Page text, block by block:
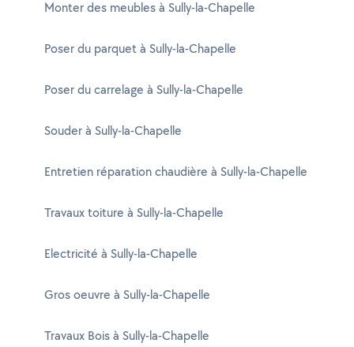
Monter des meubles à Sully-la-Chapelle
Poser du parquet à Sully-la-Chapelle
Poser du carrelage à Sully-la-Chapelle
Souder à Sully-la-Chapelle
Entretien réparation chaudière à Sully-la-Chapelle
Travaux toiture à Sully-la-Chapelle
Electricité à Sully-la-Chapelle
Gros oeuvre à Sully-la-Chapelle
Travaux Bois à Sully-la-Chapelle